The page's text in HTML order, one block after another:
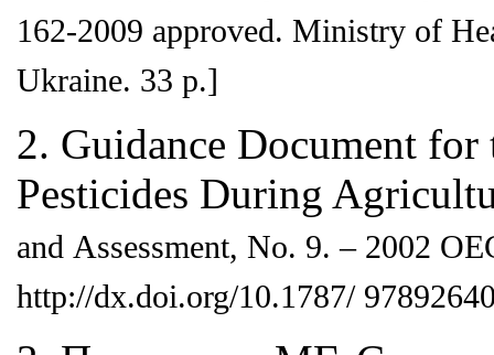
162-2009 approved. Ministry of
Ukraine. 33 p.]
2. Guidance Document
Pesticides During
and Assessment, No. 9. – 2002
http://dx.doi.org/10.1787/